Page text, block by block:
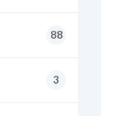
88
3